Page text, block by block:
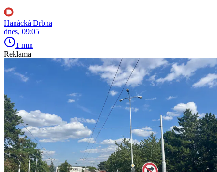
Hanácká Drbna
dnes, 09:05
1 min
Reklama